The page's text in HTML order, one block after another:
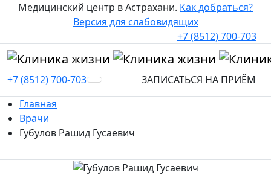
Медицинский центр в Астрахани. Как добраться?
Версия для слабовидящих
+7 (8512) 700-703
+7 (8512) 700-703
ЗАПИСАТЬСЯ НА ПРИЁМ
Главная
Врачи
Губулов Рашид Гусаевич